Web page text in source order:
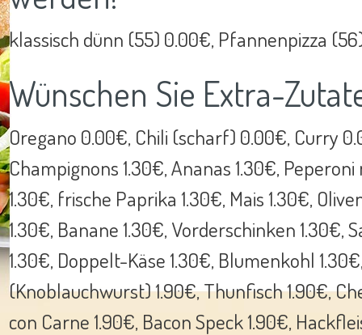
klassisch dünn (55) 0.00€, Pfannenpizza
Wünschen Sie Extra-
Oregano 0.00€, Chili (scharf) 0.00€, Curry
Champignons 1.30€, Ananas 1.30€,
1.30€, frische Paprika 1.30€, Mais 1.30€,
1.30€, Banane 1.30€, Vorderschinken 1.30€,
1.30€, Doppelt-Käse 1.30€, Blumenkohl
(Knoblauchwurst) 1.90€, Thunfisch 1.90€,
con Carne 1.90€, Bacon Speck 1.90€,